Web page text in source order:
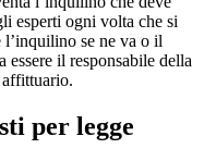
esperti ogni volta che si
l’inquilino se ne va o il
essere il responsabile della
per legge